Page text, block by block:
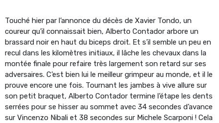
Touché hier par l’annonce du décès de Xavier Tondo, un
coureur qu’il connaissait bien, Alberto Contador arbore un
brassard noir en haut du biceps droit. Et s’il semble un peu en
recul dans les kilomètres initiaux, il lâche les chevaux dans la
montée finale pour refaire très largement son retard sur ses
adversaires. C’est bien lui le meilleur grimpeur au monde, et il le
prouve encore une fois. Tournant les jambes à vive allure sur
son petit braquet, Alberto Contador termine l’étape les dents
serrées pour se hisser au sommet avec 34 secondes d’avance
sur Vincenzo Nibali et 38 secondes sur Michele Scarponi ! Cela